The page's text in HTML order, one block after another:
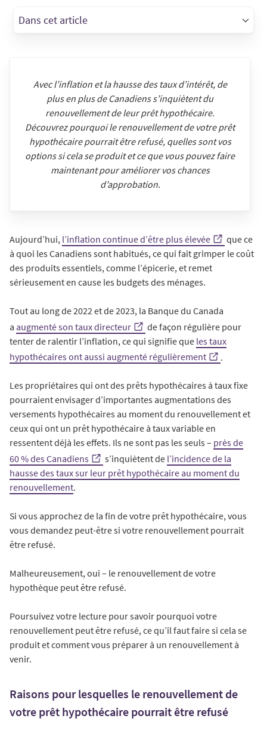
Dans cet article
Avec l’inflation et la hausse des taux d’intérêt, de
plus en plus de Canadiens s’inquiètent du
renouvellement de leur prêt hypothécaire.
Découvrez pourquoi le renouvellement de votre prêt
hypothécaire pourrait être refusé, quelles sont vos
options si cela se produit et ce que vous pouvez faire
maintenant pour améliorer vos chances
d’approbation.
Aujourd’hui, l’inflation continue d’être plus élevée
que ce
à quoi les Canadiens sont habitués, ce qui fait grimper le coût
des produits essentiels, comme l’épicerie, et remet
sérieusement en cause les budgets des ménages.
Tout au long de 2022 et de 2023, la Banque du Canada
a augmenté son taux directeur
de façon régulière pour
tenter de ralentir l’inflation, ce qui signifie que les taux
hypothécaires ont aussi augmenté régulièrement
.
Les propriétaires qui ont des prêts hypothécaires à taux fixe
pourraient envisager d’importantes augmentations des
versements hypothécaires au moment du renouvellement et
ceux qui ont un prêt hypothécaire à taux variable en
ressentent déjà les effets. Ils ne sont pas les seuls – près de
60 % des Canadiens
s’inquiètent de l’incidence de la
hausse des taux sur leur prêt hypothécaire au moment du
renouvellement.
Si vous approchez de la fin de votre prêt hypothécaire, vous
vous demandez peut-être si votre renouvellement pourrait
être refusé.
Malheureusement, oui – le renouvellement de votre
hypothèque peut être refusé.
Poursuivez votre lecture pour savoir pourquoi votre
renouvellement peut être refusé, ce qu’il faut faire si cela se
produit et comment vous préparer à un renouvellement à
venir.
Raisons pour lesquelles le renouvellement de
votre prêt hypothécaire pourrait être refusé